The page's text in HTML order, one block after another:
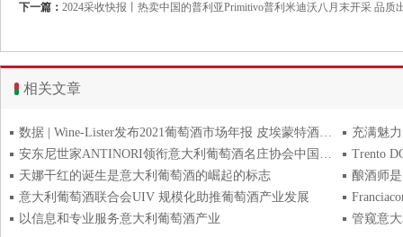
下一篇： 2024采收快报丨热卖中国的普利亚Primitivo普利米迪沃八月末开采 品质
相关文章
数据 | Wine-Lister发布2021葡萄酒市场年报 皮埃蒙特酒价格十年涨138% 托斯卡纳酒市场接受度高
充满魅
安东尼世家ANTINORI领衔意大利葡萄酒名庄协会中国品鉴会
Trento
天娜干红的诞生是意大利葡萄酒的崛起的标志
酿酒师
意大利葡萄酒联合会UIV 规模化助推葡萄酒产业发展
以信息和专业服务意大利葡萄酒产业
管窥意